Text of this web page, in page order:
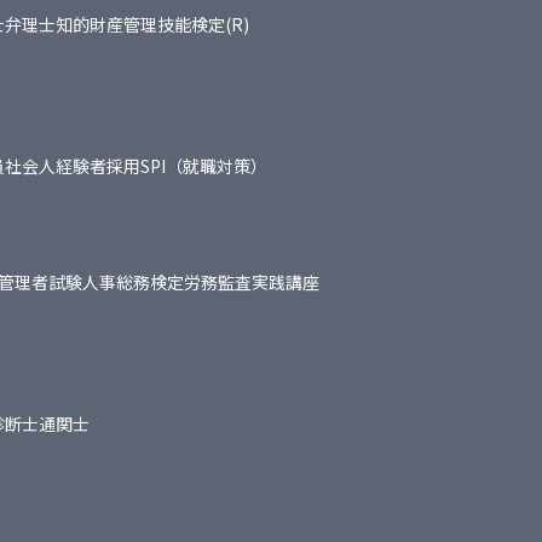
弁理士知的財産管理技能検定(R)
社会人経験者採用SPI（就職対策）
理者試験人事総務検定労務監査実践講座
士通関士